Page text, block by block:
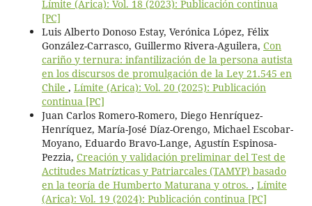
Límite (Arica): Vol. 18 (2023): Publicación continua
[PC]
Luis Alberto Donoso Estay, Verónica López, Félix
González-Carrasco, Guillermo Rivera-Aguilera, Con
cariño y ternura: infantilización de la persona autista
en los discursos de promulgación de la Ley 21.545 en
Chile , Límite (Arica): Vol. 20 (2025): Publicación
continua [PC]
Juan Carlos Romero-Romero, Diego Henríquez-
Henríquez, María-José Díaz-Orengo, Michael Escobar-
Moyano, Eduardo Bravo-Lange, Agustín Espinosa-
Pezzia, Creación y validación preliminar del Test de
Actitudes Matrízticas y Patriarcales (TAMYP) basado
en la teoría de Humberto Maturana y otros. , Límite
(Arica): Vol. 19 (2024): Publicación continua [PC]